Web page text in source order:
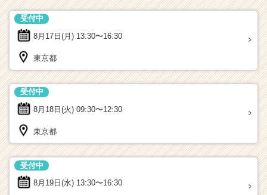
8月17日(月) 13:30〜16:30
受付中
東京都
8月18日(火) 09:30〜12:30
受付中
東京都
8月19日(水) 13:30〜16:30
受付中